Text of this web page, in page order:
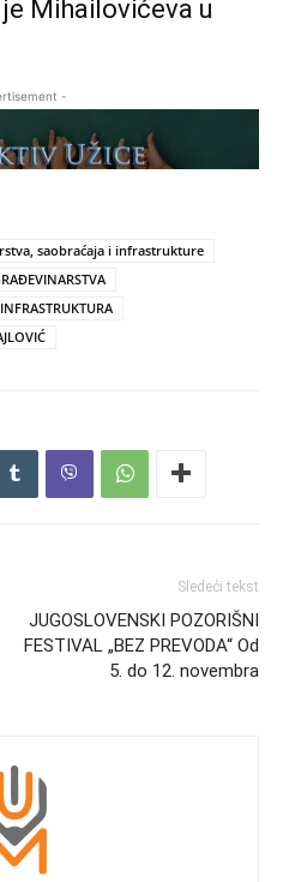
Mihailovićeva u
-
saobraćaja i infrastrukture
Sledeći tekst
JUGOSLOVENSKI POZORIŠNI
FESTIVAL „BEZ PREVODA“ Od
5. do 12. novembra